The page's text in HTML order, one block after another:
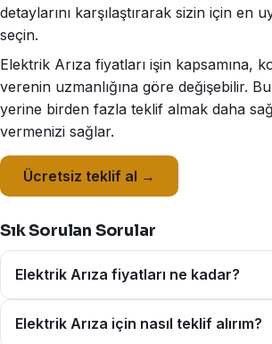
detaylarını karşılaştırarak sizin için en
seçin.
Elektrik Arıza fiyatları işin kapsamına,
verenin uzmanlığına göre değişebilir.
yerine birden fazla teklif almak daha
vermenizi sağlar.
Ücretsiz teklif al →
Sık Sorulan Sorular
Elektrik Arıza fiyatları ne kadar?
Elektrik Arıza için nasıl teklif alırım?